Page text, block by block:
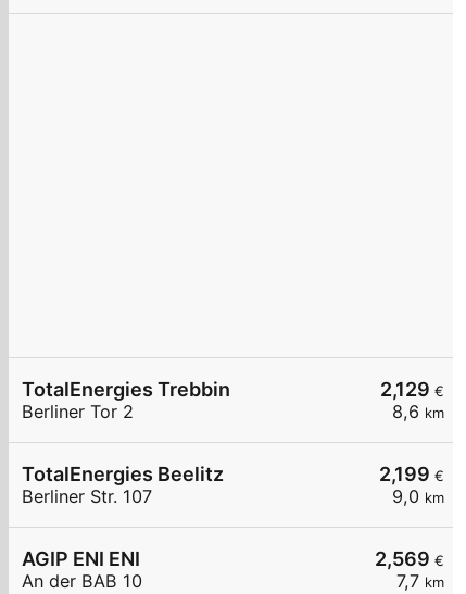
2,129 €
8,6 km
TotalEnergies Trebbin
Berliner Tor 2
2,199 €
9,0 km
TotalEnergies Beelitz
Berliner Str. 107
2,569 €
7,7 km
AGIP ENI ENI
An der BAB 10